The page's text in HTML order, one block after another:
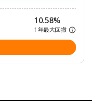
10.58%
1年最大回撤